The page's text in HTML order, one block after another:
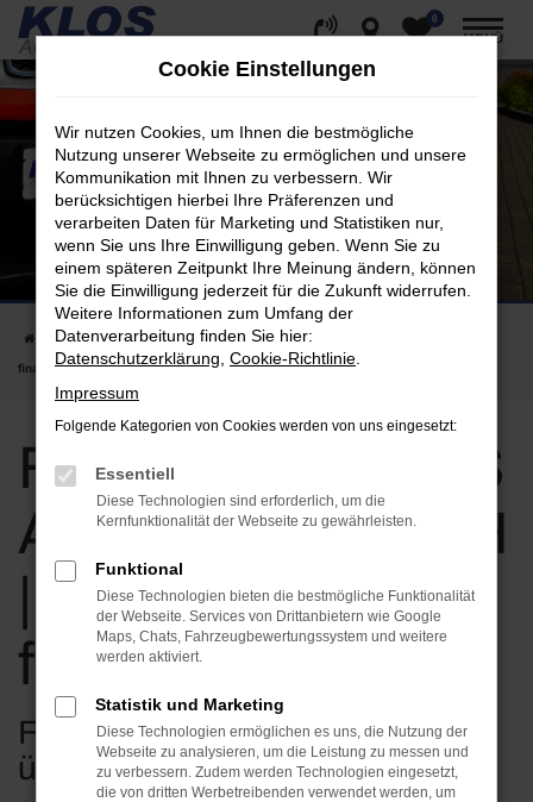
Zum
Hauptinhalt
springen
0
MENÜ
Startseite Fiat Fiat Tipo bei KLOS Automobile GmbH | Kaufen, leasen,
finanzieren
Fiat Tipo bei KLOS
Automobile GmbH
| Kaufen, leasen,
finanzieren
Fiat Tipo – immer eine
überzeugende Wahl
Cookie Einstellungen
Wir nutzen Cookies, um Ihnen die bestmögliche
Nutzung unserer Webseite zu ermöglichen und unsere
Kommunikation mit Ihnen zu verbessern. Wir
berücksichtigen hierbei Ihre Präferenzen und
verarbeiten Daten für Marketing und Statistiken nur,
wenn Sie uns Ihre Einwilligung geben. Wenn Sie zu
einem späteren Zeitpunkt Ihre Meinung ändern, können
Sie die Einwilligung jederzeit für die Zukunft widerrufen.
Weitere Informationen zum Umfang der
Datenverarbeitung finden Sie hier:
Datenschutzerklärung Cookie-Richtlinie
Impressum
Folgende Kategorien von Cookies werden von uns eingesetzt:
Essentiell
Diese Technologien sind erforderlich, um die
Kernfunktionalität der Webseite zu gewährleisten.
Funktional
Diese Technologien bieten die bestmögliche Funktionalität
der Webseite. Services von Drittanbietern wie Google
Maps, Chats, Fahrzeugbewertungssystem und weitere
werden aktiviert.
Statistik und Marketing
Diese Technologien ermöglichen es uns, die Nutzung der
Webseite zu analysieren, um die Leistung zu messen und
zu verbessern. Zudem werden Technologien eingesetzt,
die von dritten Werbetreibenden verwendet werden, um